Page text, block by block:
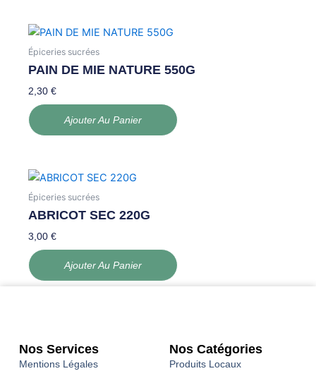
Épiceries sucrées
PAIN DE MIE NATURE 550G
2,30€
Ajouter Au Panier
Épiceries sucrées
ABRICOT SEC 220G
3,00€
Ajouter Au Panier
Nos Services
Mentions Légales
Nos Catégories
Produits Locaux